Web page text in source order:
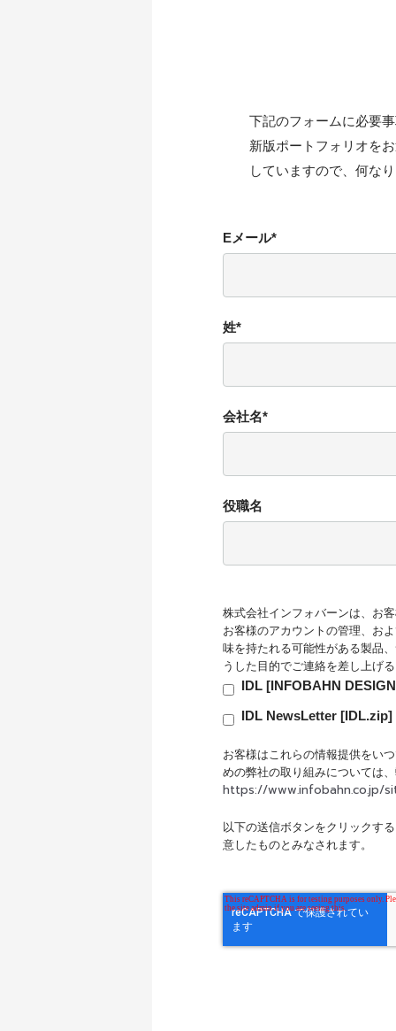
下記のフォームに必要
新版ポートフォリオを
していますので、何な
Eメール*
姓*
会社名*
役職名
株式会社インフォバーンは、お
お客様のアカウントの管理、お
味を持たれる可能性がある製品
うした目的でご連絡を差し上げ
IDL [INFOBAHN
IDL NewsLetter [IDL.zip]
お客様はこれらの情報提供をい
めの弊社の取り組みについては
https://www.infobahn.co.jp/
以下の送信ボタンをクリックす
意したものとみなされます。